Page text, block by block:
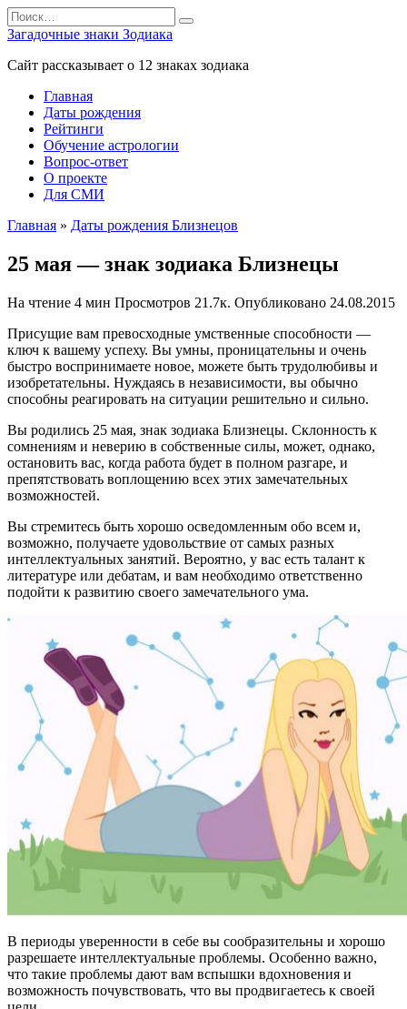
Перейти
к
содержанию
Search
for:
Загадочные знаки Зодиака
Сайт рассказывает о 12 знаках зодиака
Главная
Даты рождения
Рейтинги
Обучение астрологии
Вопрос-ответ
О проекте
Для СМИ
Главная » Даты рождения Близнецов
25 мая — знак зодиака Близнецы
На чтение 4 мин Просмотров 21.7к. Опубликовано 24.08.2015
Присущие вам превосходные умственные способности —
ключ к вашему успеху. Вы ум­ны, проницательны и очень
быстро воспринимаете новое, можете быть трудолюбивы и
изобретательны. Нуждаясь в независимости, вы обычно
способны ре­агировать на ситуации решительно и сильно.
Вы родились 25 мая, знак зодиака Близнецы. Склонность к
сомнениям и неверию в соб­ственные силы, может, однако,
остановить вас, когда работа будет в полном разгаре, и
препятствовать воплощению всех этих за­мечательных
возможностей.
Вы стремитесь быть хорошо осведомлен­ным обо всем и,
возможно, получаете удо­вольствие от самых разных
интеллектуаль­ных занятий. Вероятно, у вас есть талант к
литературе или дебатам, и вам необходимо ответственно
подойти к развитию своего за­мечательного ума.
В периоды уверенности в себе вы сообразительны и хорошо
разреша­ете интеллектуальные проблемы. Особенно важно,
что такие проблемы дают вам вспышки вдохновения и
возможность почув­ствовать, что вы продвигаетесь к своей